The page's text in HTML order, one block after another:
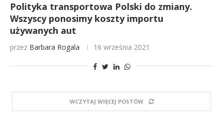
Polityka transportowa Polski do zmiany.
Wszyscy ponosimy koszty importu
używanych aut
przez Barbara Rogala 16 września 2021
WCZYTAJ WIĘCEJ POSTÓW